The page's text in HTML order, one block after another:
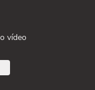
vídeo